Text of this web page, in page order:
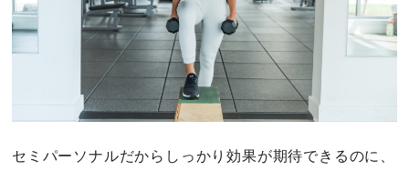
セミパーソナルだからしっかり効果が期待できるのに、